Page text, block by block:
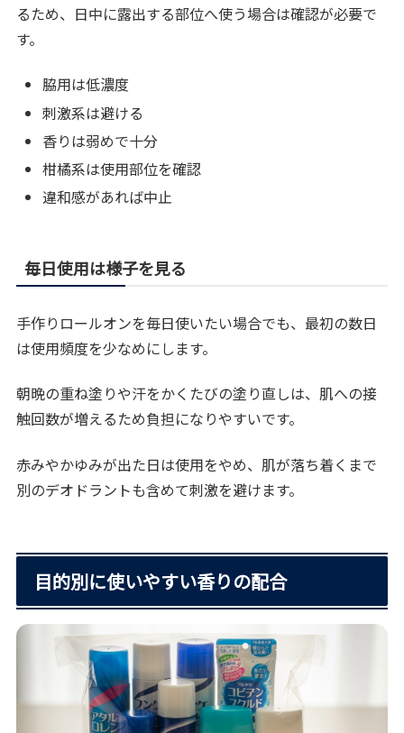
るため、日中に露出する部位へ使う場合は確認が必要で
す。
脇用は低濃度
刺激系は避ける
香りは弱めで十分
柑橘系は使用部位を確認
違和感があれば中止
毎日使用は様子を見る
手作りロールオンを毎日使いたい場合でも、最初の数日
は使用頻度を少なめにします。
朝晩の重ね塗りや汗をかくたびの塗り直しは、肌への接
触回数が増えるため負担になりやすいです。
赤みやかゆみが出た日は使用をやめ、肌が落ち着くまで
別のデオドラントも含めて刺激を避けます。
目的別に使いやすい香りの配合